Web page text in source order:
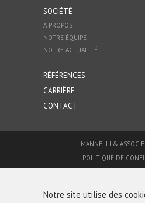
SOCIÉTÉ
A PROPOS
NOTRE ÉQUIPE
NOTRE ACTUALITÉ
RÉFÉRENCES
CARRIÈRE
CONTACT
MANNELLI &
POLITIQUE DE
Notre site utilise des